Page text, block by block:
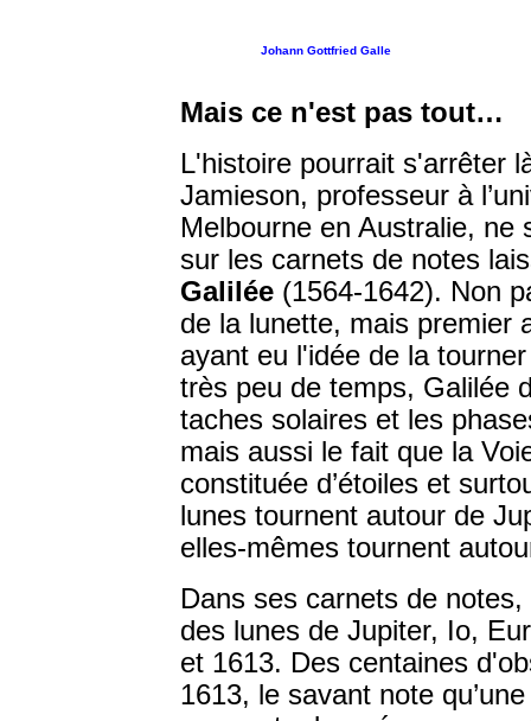
Johann Gottfried Galle
Mais ce n'est pas tout…
L'histoire pourrait s'arrêter
Jamieson, professeur à
Melbourne en Australie, ne
sur les carnets de notes
Galilée (1564-1642). Non
de la lunette, mais premier
ayant eu l'idée de la
très peu de temps, Galilée
taches solaires et les
mais aussi le fait que la
constituée d’étoiles et
lunes tournent autour de
elles-mêmes tournent
Dans ses carnets de
des lunes de Jupiter, Io,
et 1613. Des centaines
1613, le savant note